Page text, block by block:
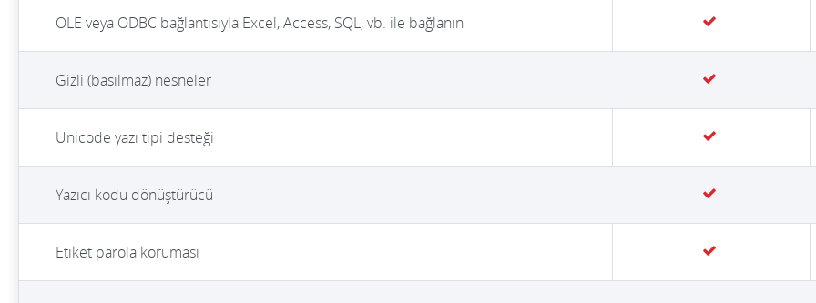
OLE veya ODBC bağlantısıyla Excel, Access, SQL, vb. ile bağlanın
Gizli (basılmaz) nesneler
Unicode yazı tipi desteği
Yazıcı kodu dönüştürücü
Etiket parola koruması